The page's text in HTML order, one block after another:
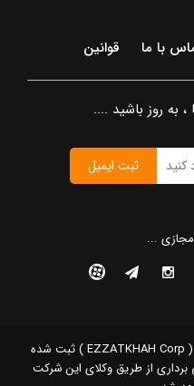
با ما قوانین
به روز باشید ....
ثبت ایمیل
...
تمامی محصولات در کمپانی عزت خواه ( EZZATKHAH Corp ) ثبت شده
از طریق وکلای این شرکت